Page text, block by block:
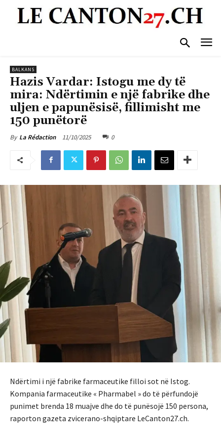
BALKANS
Hazis Vardar: Istogu me dy të
mira: Ndërtimin e një fabrike dhe
uljen e papunësisë, fillimisht me
150 punëtorë
By La Rédaction 11/10/2025 0
Ndërtimi i një fabrike farmaceutike filloi sot në Istog.
Kompania farmaceutike « Pharmabel » do të përfundojë
punimet brenda 18 muajve dhe do të punësojë 150 persona,
raporton gazeta zvicerano-shqiptare LeCanton27.ch.